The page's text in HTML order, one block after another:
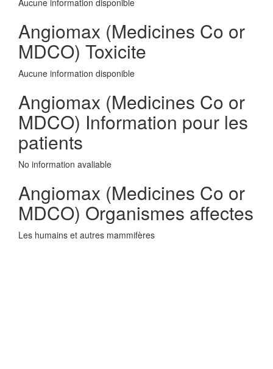
Aucune information disponible
Angiomax (Medicines Co or
MDCO) Toxicite
Aucune information disponible
Angiomax (Medicines Co or
MDCO) Information pour les
patients
No information avaliable
Angiomax (Medicines Co or
MDCO) Organismes affectes
Les humains et autres mammifères